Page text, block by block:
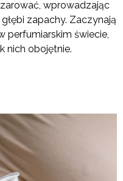
wprowadzając
zapachy. Zaczynają
perfumiarskim świecie,
nich obojętnie.